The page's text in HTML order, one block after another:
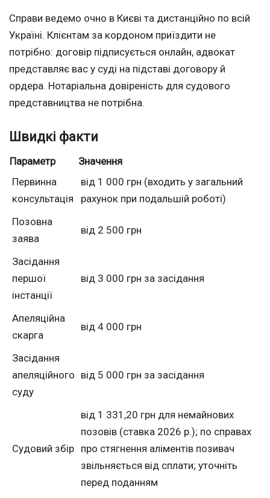
Справи ведемо очно в Києві та дистанційно по всій
Україні. Клієнтам за кордоном приїздити не
потрібно: договір підписується онлайн, адвокат
представляє вас у суді на підставі договору й
ордера. Нотаріальна довіреність для судового
представництва не потрібна.
Швидкі факти
Параметр
Значення
Первинна
консультація
від 1 000 грн (входить у загальний
рахунок при подальшій роботі)
Позовна
заява
від 2 500 грн
Засідання
першої
інстанції
від 3 000 грн за засідання
Апеляційна
скарга
від 4 000 грн
Засідання
апеляційного
суду
від 5 000 грн за засідання
Судовий збір
від 1 331,20 грн для немайнових
позовів (ставка 2026 р.); по справах
про стягнення аліментів позивач
звільняється від сплати; уточніть
перед поданням